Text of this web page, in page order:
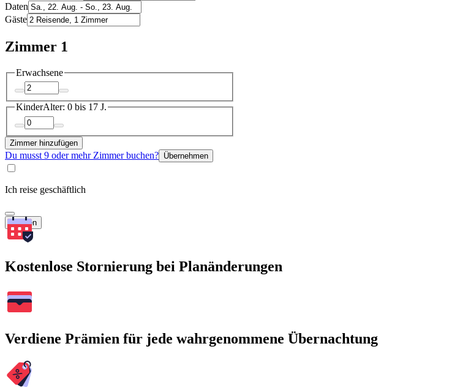
Daten
Gäste
Zimmer 1
Erwachsene
KinderAlter: 0 bis 17 J.
Zimmer hinzufügen
Du musst 9 oder mehr Zimmer buchen? Übernehmen
Ich reise geschäftlich
Suchen
Kostenlose Stornierung bei Planänderungen
Verdiene Prämien für jede wahrgenommene Übernachtung